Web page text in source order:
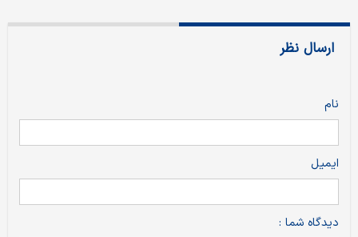
ارسال نظر
نام
ایمیل
دیدگاه شما :